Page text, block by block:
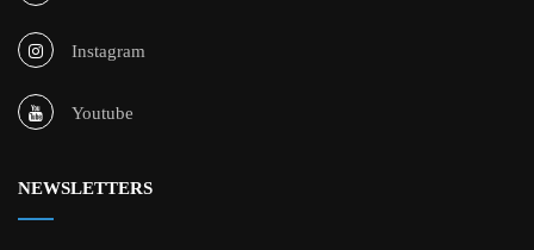
Instagram
Youtube
NEWSLETTERS